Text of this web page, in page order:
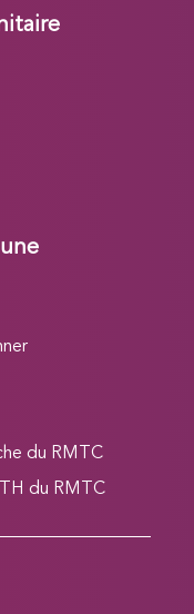
du RMTC
du RMTC